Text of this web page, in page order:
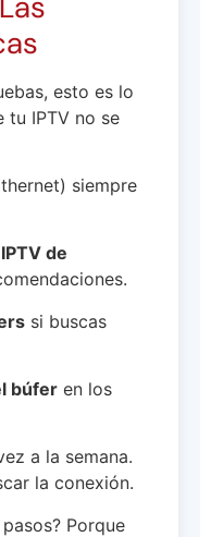
esto es lo
tu IPTV no se
siempre
de
si buscas
búfer en los
a la semana.
la conexión.
Porque